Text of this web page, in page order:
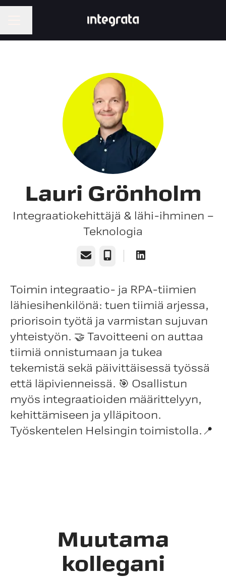
Lauri Grönholm
Integraatiokehittäjä & lähi-ihminen –
Teknologia
Sähköposti
Puhelin
Toimin integraatio- ja RPA-tiimien
lähiesihenkilönä: tuen tiimiä arjessa,
priorisoin työtä ja varmistan sujuvan
yhteistyön. 🤝 Tavoitteeni on auttaa
tiimiä onnistumaan ja tukea
tekemistä sekä päivittäisessä työssä
että läpivienneissä. 🎯 Osallistun
myös integraatioiden määrittelyyn,
kehittämiseen ja ylläpitoon.
Työskentelen Helsingin toimistolla.📍
Muutama
kollegani